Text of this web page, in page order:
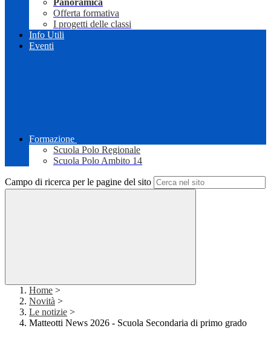
Panoramica
Offerta formativa
I progetti delle classi
Info Utili
Eventi
Formazione
Scuola Polo Regionale
Scuola Polo Ambito 14
Campo di ricerca per le pagine del sito
Home >
Novità >
Le notizie >
Matteotti News 2026 - Scuola Secondaria di primo grado